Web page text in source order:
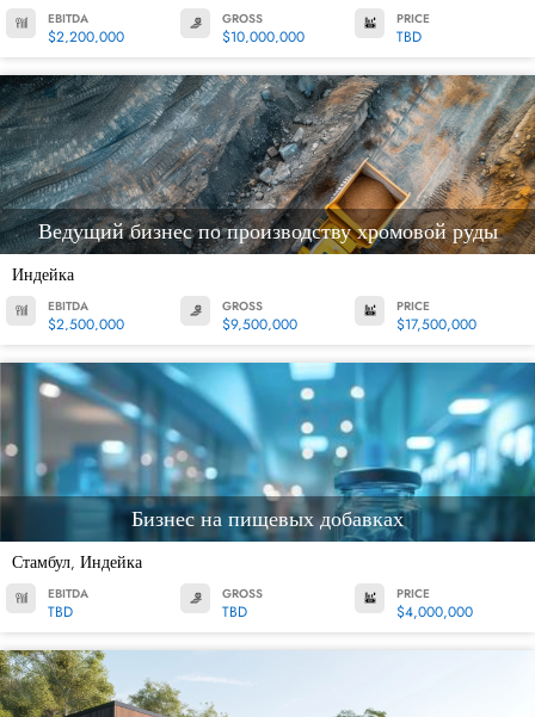
EBITDA
$2,200,000
GROSS
$10,000,000
PRICE
TBD
Ведущий бизнес по производству хромовой руды
Индейка
EBITDA
$2,500,000
GROSS
$9,500,000
PRICE
$17,500,000
Бизнес на пищевых добавках
Стамбул, Индейка
EBITDA
TBD
GROSS
TBD
PRICE
$4,000,000